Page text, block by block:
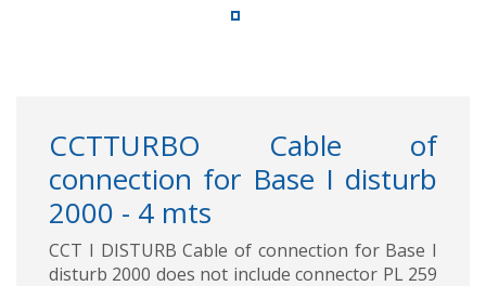
CCTTURBO Cable of
connection for Base I disturb
2000 - 4 mts
CCT I DISTURB Cable of connection for Base I
disturb 2000 does not include connector PL 259